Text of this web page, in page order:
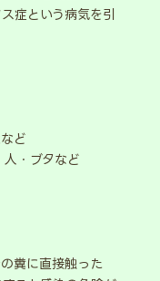
症という病気を引
ど
・ブタなど
糞に直接触った